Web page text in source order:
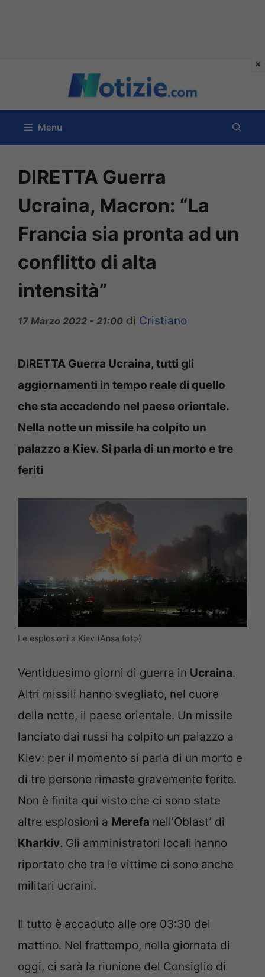
contenuto
Menu
DIRETTA Guerra
Ucraina, Macron: “La
Francia sia pronta ad un
conflitto di alta
intensità”
17 Marzo 2022 - 21:00 di Cristiano
DIRETTA Guerra Ucraina, tutti gli
aggiornamenti in tempo reale di quello
che sta accadendo nel paese orientale.
Nella notte un missile ha colpito un
palazzo a Kiev. Si parla di un morto e tre
feriti
Le esplosioni a Kiev (Ansa foto)
Ventiduesimo giorni di guerra in Ucraina.
Altri missili hanno svegliato, nel cuore
della notte, il paese orientale. Un missile
lanciato dai russi ha colpito un palazzo a
Kiev: per il momento si parla di un morto e
di tre persone rimaste gravemente ferite.
Non è finita qui visto che ci sono state
altre esplosioni a Merefa nell’Oblast’ di
Kharkiv. Gli amministratori locali hanno
riportato che tra le vittime ci sono anche
militari ucraini.
Il tutto è accaduto alle ore 03:30 del
mattino. Nel frattempo, nella giornata di
oggi, ci sarà la riunione del Consiglio di